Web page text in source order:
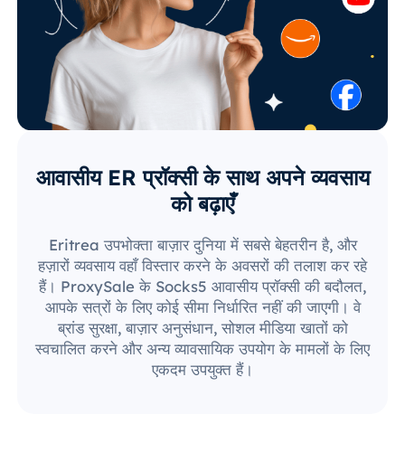
आवासीय ER प्रॉक्सी के साथ अपने व्यवसाय
को बढ़ाएँ
Eritrea उपभोक्ता बाज़ार दुनिया में सबसे बेहतरीन है, और
हज़ारों व्यवसाय वहाँ विस्तार करने के अवसरों की तलाश कर रहे
हैं। ProxySale के Socks5 आवासीय प्रॉक्सी की बदौलत,
आपके सत्रों के लिए कोई सीमा निर्धारित नहीं की जाएगी। वे
ब्रांड सुरक्षा, बाज़ार अनुसंधान, सोशल मीडिया खातों को
स्वचालित करने और अन्य व्यावसायिक उपयोग के मामलों के लिए
एकदम उपयुक्त हैं।